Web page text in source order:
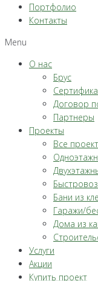
Портфолио
Контакты
Menu
О нас
Брус
Договор
Партнеры
Проекты
Все
Бани из
Гаражи/
Дома из
Услуги
Акции
Купить проект